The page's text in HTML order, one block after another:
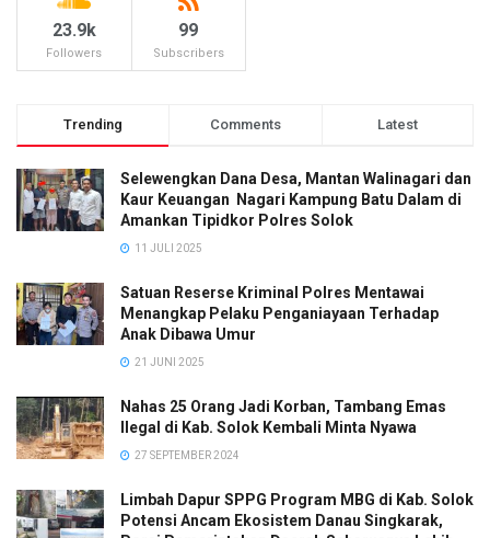
23.9k
Followers
99
Subscribers
Trending Comments Latest
Selewengkan Dana Desa, Mantan Walinagari dan
Kaur Keuangan Nagari Kampung Batu Dalam di
Amankan Tipidkor Polres Solok
11 JULI 2025
Satuan Reserse Kriminal Polres Mentawai
Menangkap Pelaku Penganiayaan Terhadap
Anak Dibawa Umur
21 JUNI 2025
Nahas 25 Orang Jadi Korban, Tambang Emas
Ilegal di Kab. Solok Kembali Minta Nyawa
27 SEPTEMBER 2024
Limbah Dapur SPPG Program MBG di Kab. Solok
Potensi Ancam Ekosistem Danau Singkarak,